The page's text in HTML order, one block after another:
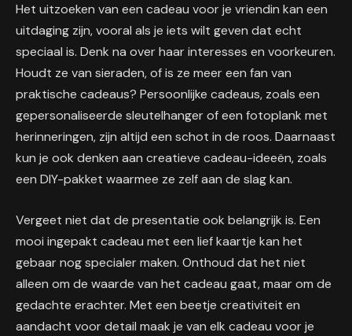
Het uitzoeken van een cadeau voor je vriendin kan een
uitdaging zijn, vooral als je iets wilt geven dat echt
speciaal is. Denk na over haar interesses en voorkeuren.
Houdt ze van sieraden, of is ze meer een fan van
praktische cadeaus? Persoonlijke cadeaus, zoals een
gepersonaliseerde sleutelhanger of een fotoplank met
herinneringen, zijn altijd een schot in de roos. Daarnaast
kun je ook denken aan creatieve cadeau-ideeën, zoals
een DIY-pakket waarmee ze zelf aan de slag kan.
Vergeet niet dat de presentatie ook belangrijk is. Een
mooi ingepakt cadeau met een lief kaartje kan het
gebaar nog specialer maken. Onthoud dat het niet
alleen om de waarde van het cadeau gaat, maar om de
gedachte erachter. Met een beetje creativiteit en
aandacht voor detail maak je van elk cadeau voor je